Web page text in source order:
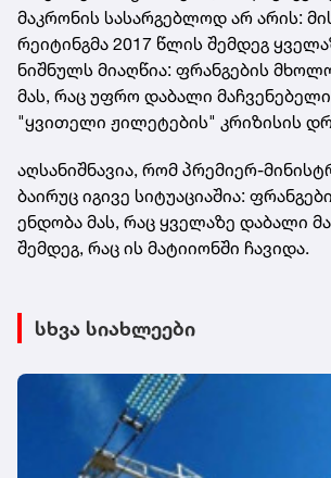
მაკრონის სასარგებლოდ არ არის:
რეიტინგმა 2017 წლის შემდეგ
ნიშნულს მიაღწია: ფრანგების
მას, რაც უფრო დაბალი
"ყვითელი ჟილეტების" კრიზისის
აღსანიშნავია, რომ პრემიერ-
ბაირუც იგივე სიტუაციაშია:
ენდობა მას, რაც ყველაზე დაბალი
შემდეგ, რაც ის მატიიონში ჩავიდა.
სხვა სიახლეები